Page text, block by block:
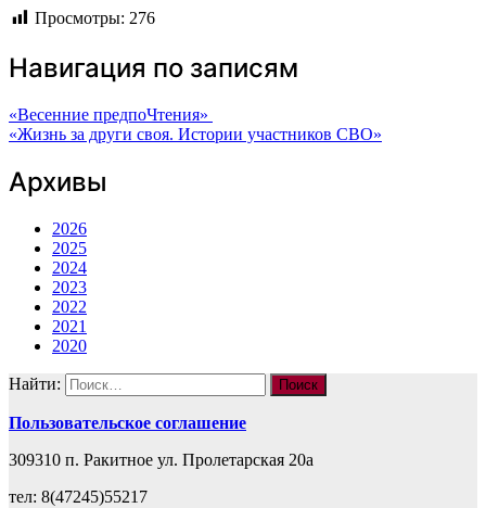
Просмотры: 276
Навигация по записям
«Весенние предпоЧтения»
«Жизнь за други своя. Истории участников СВО»
Архивы
2026
2025
2024
2023
2022
2021
2020
Найти:
Пользовательское соглашение
309310 п. Ракитное ул. Пролетарская 20а
тел: 8(47245)55217